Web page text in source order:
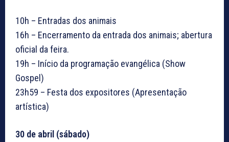
10h – Entradas dos animais
16h – Encerramento da entrada dos animais; abertura
oficial da feira.
19h – Início da programação evangélica (Show
Gospel)
23h59 – Festa dos expositores (Apresentação
artística)
30 de abril (sábado)